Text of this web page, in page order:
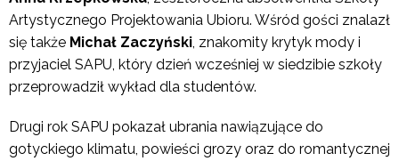
Artystycznego Projektowania Ubioru. Wśród gości znalazł
się także Michał Zaczyński, znakomity krytyk mody i
przyjaciel SAPU, który dzień wcześniej w siedzibie szkoły
przeprowadził wykład dla studentów.
Drugi rok SAPU pokazał ubrania nawiązujące do
gotyckiego klimatu, powieści grozy oraz do romantycznej